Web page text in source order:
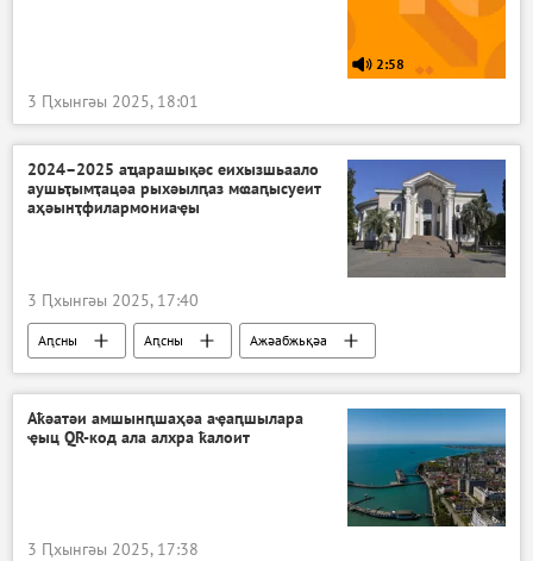
2:58
3 Ԥхынгәы 2025, 18:01
2024–2025 аҵарашықәс еихызшьаало
аушьҭымҭацәа рыхәылԥаз мҩаԥысуеит
аҳәынҭфилармониаҿы
3 Ԥхынгәы 2025, 17:40
Аԥсны Аԥсны Ажәабжьқәа
Аҟәатәи амшынԥшаҳәа аҿаԥшылара
ҿыц QR-код ала алхра ҟалоит
3 Ԥхынгәы 2025, 17:38